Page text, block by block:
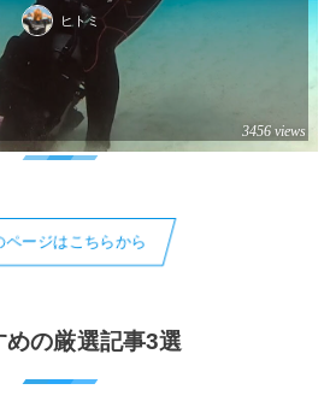
ヒトミ
3456 views
ページはこちらから
めの厳選記事3選